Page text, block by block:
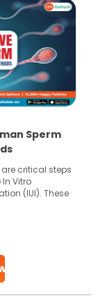
Sperm
critical steps
Vitro
(IUI). These
of